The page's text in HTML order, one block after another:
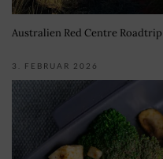
Australien Red Centre Roadtrip
3. FEBRUAR 2026